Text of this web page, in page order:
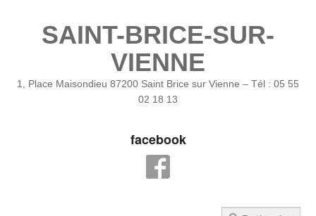
SAINT-BRICE-SUR-
VIENNE
1, Place Maisondieu 87200 Saint Brice sur Vienne – Tél : 05 55
02 18 13
facebook